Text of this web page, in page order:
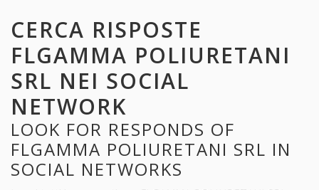
CERCA RISPOSTE
FLGAMMA POLIURETANI
SRL NEI SOCIAL
NETWORK
LOOK FOR RESPONDS OF
FLGAMMA POLIURETANI SRL IN
SOCIAL NETWORKS